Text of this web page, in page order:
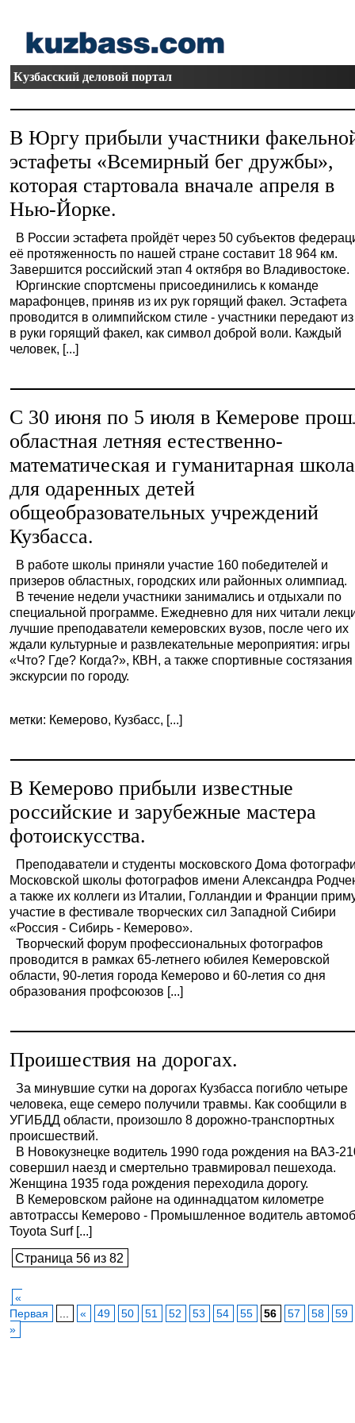
Кузбасский деловой портал
В Юргу прибыли участники
эстафеты «Всемирный бег дружбы»,
которая стартовала вначале апреля в
Нью-Йорке.
В России эстафета пройдёт через 50 субъектов
её протяженность по нашей стране составит 18 964 км.
Завершится российский этап 4 октября во Владивостоке.
Юргинские спортсмены присоединились к команде
марафонцев, приняв из их рук горящий факел. Эстафета
проводится в олимпийском стиле - участники передают из
в руки горящий факел, как символ доброй воли. Каждый
человек, [...]
С 30 июня по 5 июля в Кемерове
областная летняя естественно-
математическая и гуманитарная школа
для одаренных детей
общеобразовательных учреждений
Кузбасса.
В работе школы приняли участие 160 победителей и
призеров областных, городских или районных олимпиад.
В течение недели участники занимались и отдыхали по
специальной программе. Ежедневно для них читали
лучшие преподаватели кемеровских вузов, после чего их
ждали культурные и развлекательные мероприятия: игры
«Что? Где? Когда?», КВН, а также спортивные
экскурсии по городу.
метки: Кемерово, Кузбасс, [...]
В Кемерово прибыли известные
российские и зарубежные мастера
фотоискусства.
Преподаватели и студенты московского Дома
Московской школы фотографов имени Александра
а также их коллеги из Италии, Голландии и Франции
участие в фестивале творческих сил Западной Сибири
«Россия - Сибирь - Кемерово».
Творческий форум профессиональных фотографов
проводится в рамках 65-летнего юбилея Кемеровской
области, 90-летия города Кемерово и 60-летия со дня
образования профсоюзов [...]
Проишествия на дорогах.
За минувшие сутки на дорогах Кузбасса погибло четыре
человека, еще семеро получили травмы. Как сообщили в
УГИБДД области, произошло 8 дорожно-транспортных
происшествий.
В Новокузнецке водитель 1990 года рождения на ВАЗ-
совершил наезд и смертельно травмировал пешехода.
Женщина 1935 года рождения переходила дорогу.
В Кемеровском районе на одиннадцатом километре
автотрассы Кемерово - Промышленное водитель
Toyota Surf [...]
Страница 56 из 82
«
Первая
« 49 50 51 52 53 54 55 56 57 58
59
»